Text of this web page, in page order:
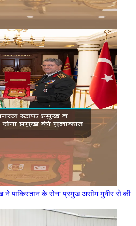
ने पाकिस्तान के सेना प्रमुख असीम मुनीर से की